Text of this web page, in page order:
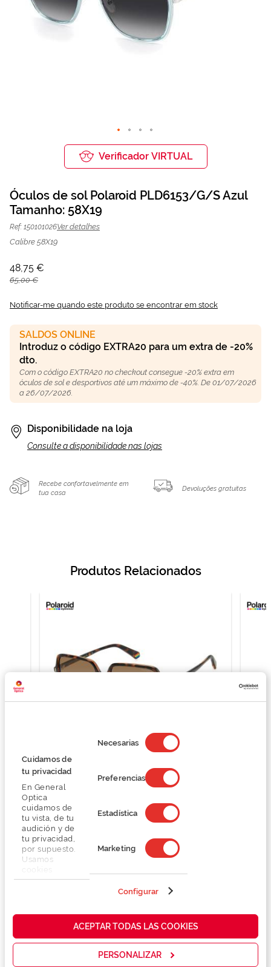
Cuidamos de
tu privacidad
En General
Optica
cuidamos de
tu vista, de tu
audición y de
tu privacidad,
por supuesto.
Usamos
propias y de
cómo mejorar
servicios y
de
consentimiento
Necesarias
Preferencias
Estadística
Marketing
Configurar
ACEPTAR TODAS LAS COOKIES
PERSONALIZAR
Óculos de sol Polaroid PLD6153/G/S
Azul | Mais Optica
Galeria
de
imagens
Verificador VIRTUAL
Óculos de sol Polaroid PLD6153/G/S Azul
Tamanho: 58X19
Ref: 150101026Ver detalhes
Calibre 58X19
48,75 €
65,00 €
Notificar-me quando este produto se encontrar em stock
SALDOS ONLINE
Introduz o código EXTRA20 para um extra de -20%
dto.
Com o código EXTRA20 no checkout consegue -20% extra em
óculos de sol e desportivos até um máximo de -40%. De 01/07/2026
a 26/07/2026.
Disponibilidade na loja
Consulte a disponibilidade nas lojas
Recebe confortavelmente em
tua casa
Devoluções gratuitas
Produtos Relacionados
Polaroid PLD 6219/S
45,37 €